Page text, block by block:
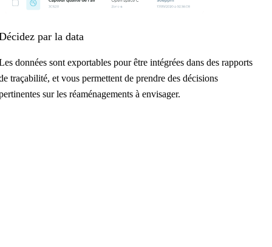
par la data
données sont exportables pour être intégrées dans des rapports
traçabilité, et vous permettent de prendre des décisions
sur les réaménagements à envisager.